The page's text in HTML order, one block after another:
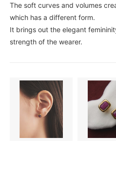
The soft curves and volumes
which has a different form.
It brings out the elegant
strength of the wearer.